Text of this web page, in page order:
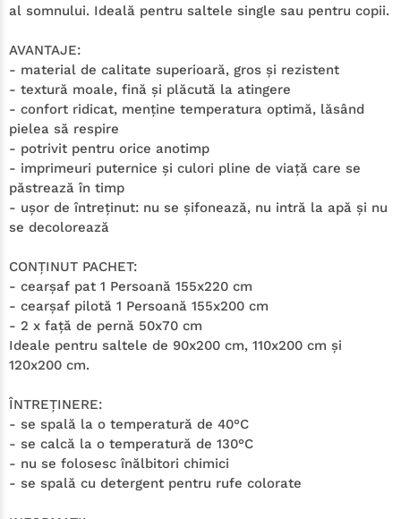
al somnului. Ideală pentru saltele single sau pentru copii.
AVANTAJE:
- material de calitate superioară, gros şi rezistent
- textură moale, fină şi plăcută la atingere
- confort ridicat, menţine temperatura optimă, lăsând
pielea să respire
- potrivit pentru orice anotimp
- imprimeuri puternice şi culori pline de viaţă care se
păstrează în timp
- uşor de întreţinut: nu se şifonează, nu intră la apă şi nu
se decolorează
CONŢINUT PACHET:
- cearşaf pat 1 Persoană 155x220 cm
- cearşaf pilotă 1 Persoană 155x200 cm
- 2 x faţă de pernă 50x70 cm
Ideale pentru saltele de 90x200 cm, 110x200 cm şi
120x200 cm.
ÎNTREŢINERE:
- se spală la o temperatură de 40°C
- se calcă la o temperatură de 130°C
- nu se folosesc înălbitori chimici
- se spală cu detergent pentru rufe colorate